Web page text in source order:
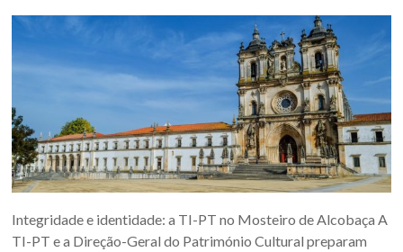
Integridade e identidade: a TI-PT no Mosteiro de Alcobaça A
TI-PT e a Direção-Geral do Património Cultural preparam